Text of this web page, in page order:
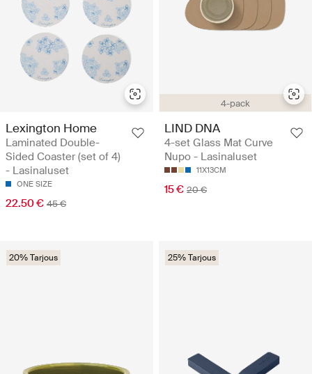
Lexington Home
Laminated Double-
Sided Coaster (set of 4)
- Lasinaluset
ONE SIZE
22.50 € 45 €
4-pack
LIND DNA
4-set Glass Mat Curve
Nupo - Lasinaluset
11X13CM
15 € 20 €
20% Tarjous 25% Tarjous